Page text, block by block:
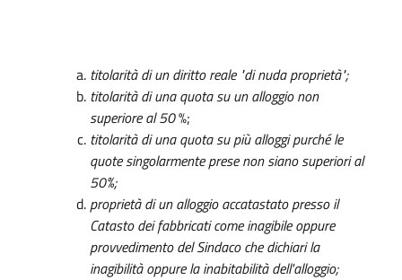
titolarità di un diritto reale "dinuda proprietà";
titolarità di una quota su un alloggio non
superiore al 50%;
titolarità di una quota su più alloggi purché le
quote singolarmente prese non siano superiori al
50%;
proprietà di un alloggio accatastato presso il
Catasto dei fabbricati come inagibile oppure
provvedimento del Sindaco che dichiari la
inagibilità oppure la inabitabilità dell'alloggio;